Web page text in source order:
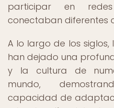
participar en
conectaban diferentes
A lo largo de los
han dejado una
y la cultura de
mundo,
capacidad de